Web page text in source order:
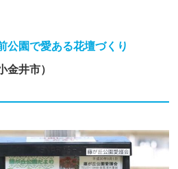
公園で愛ある花壇づくり
井市）